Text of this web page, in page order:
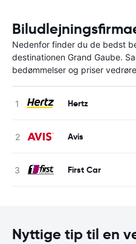
Nedenfor finder du de bedst
destinationen Grand Gaube.
bedømmelser og priser
Hertz
Avis
First Car
Nyttige tip til en